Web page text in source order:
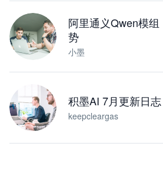
阿里通义Qwen模
势
小墨
积墨AI 7月更新日志
keepcleargas